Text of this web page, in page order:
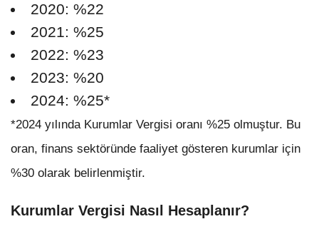
2020: %22
2021: %25
2022: %23
2023: %20
2024: %25*
*2024 yılında Kurumlar Vergisi oranı %25 olmuştur. Bu
oran, finans sektöründe faaliyet gösteren kurumlar için
%30 olarak belirlenmiştir.
Kurumlar Vergisi Nasıl Hesaplanır?